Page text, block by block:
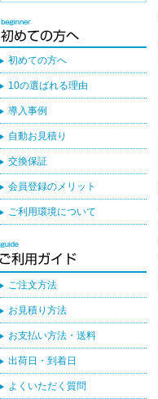
初めての方へ
10の選ばれる理由
導入事例
自動お見積り
交換保証
会員登録のメリット
ご利用環境について
ご注文方法
お見積り方法
お支払い方法・送料
出荷日・到着日
よくいただく質問